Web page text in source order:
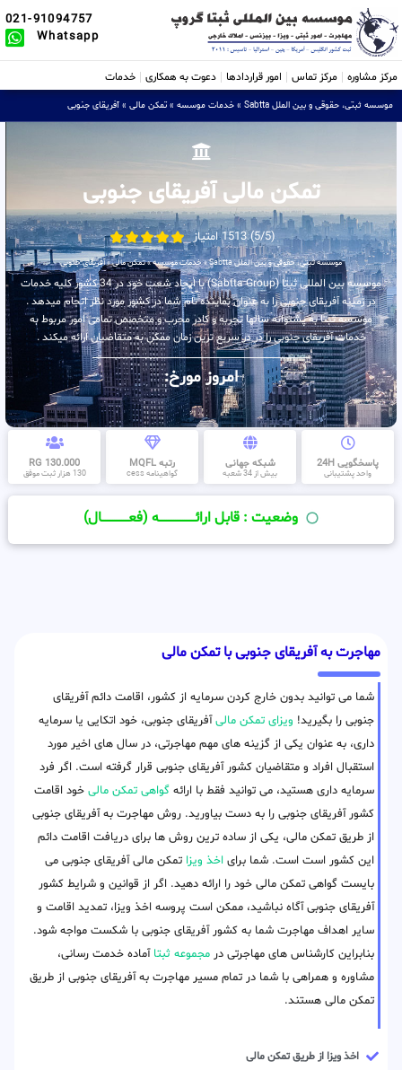
021-91094757
Whatsapp
مرکز مشاوره مرکز تماس امور قراردادها دعوت به همکاری خدمات
موسسه ثبتی، حقوقی و بین الملل Sabtta » خدمات موسسه » تمکن مالی » آفریقای جنوبی
تمکن مالی آفریقای جنوبی
(5/5) 1513 امتیاز
موسسه ثبتی، حقوقی و بین الملل Sabtta »خدمات موسسه»تمکن مالی»آفریقای جنوبی
موسسه بین المللی ثبتا (Sabtta Group) با ایجاد شعب خود در 34 کشور کلیه خدمات
در زمینه آفریقای جنوبی را به عنوان نماینده تام شما در کشور مورد نظر انجام میدهد .
موسسه ثبتا به پشتوانه سالها تجربه و کادر مجرب و متخصص تمامی امور مربوط به
خدمات آفریقای جنوبی را در در سریع ترین زمان ممکن به متقاضیان ارائه میکند .
امروز مورخ:
پاسخگویی 24H
واحد پشتیبانی
شبکه جهانی
بیش از 34 شعبه
رتبه MQFL
گواهینامه cess
130.000 RG
130 هزار ثبت موفق
وضعیت : قابل ارائــــــــــــــــــــه (فعـــــــــــــــال)
مهاجرت به آفریقای جنوبی با تمکن مالی
شما می توانید بدون خارج کردن سرمایه از کشور، اقامت دائم آفریقای
جنوبی را بگیرید! ویزای تمکن مالیآفریقای جنوبی، خود اتکایی یا سرمایه
داری، به عنوان یکی از گزینه های مهم مهاجرتی، در سال های اخیر مورد
استقبال افراد و متقاضیان کشور آفریقای جنوبی قرار گرفته است. اگر فرد
سرمایه داری هستید، می توانید فقط با ارائه گواهی تمکن مالی خود اقامت
کشور آفریقای جنوبی را به دست بیاورید. روش مهاجرت به آفریقای جنوبی
از طریق تمکن مالی، یکی از ساده ترین روش ها برای دریافت اقامت دائم
این کشور است است. شما برای اخذ ویزا تمکن مالی آفریقای جنوبی می
بایست گواهی تمکن مالی خود را ارائه دهید. اگر از قوانین و شرایط کشور
آفریقای جنوبی آگاه نباشید، ممکن است پروسه اخذ ویزا، تمدید اقامت و
سایر اهداف مهاجرت شما به کشور آفریقای جنوبی با شکست مواجه شود.
بنابراین کارشناس های مهاجرتی در مجموعه ثبتا آماده خدمت رسانی،
مشاوره و همراهی با شما در تمام مسیر مهاجرت به آفریقای جنوبی از طریق
تمکن مالی هستند.
اخذ ویزا از طریق تمکن مالی